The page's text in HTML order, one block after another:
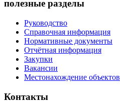
полезные разделы
Руководство
Справочная информация
Нормативные документы
Отчётная информация
Закупки
Вакансии
Местонахождение объектов
Контакты